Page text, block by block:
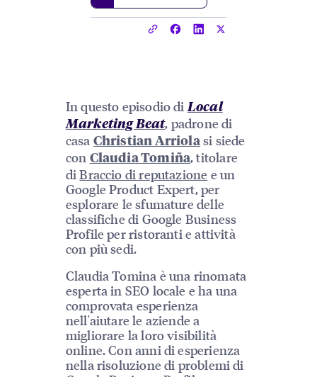
In questo episodio di Local
Marketing Beat, padrone di
casa Christian Arriolasi siede
con Claudia Tomiña, titolare
diBraccio di reputazione e un
Google Product Expert, per
esplorare le sfumature delle
classifiche di Google Business
Profile per ristoranti e attività
con più sedi.
Claudia Tomina è una rinomata
esperta in SEO locale e ha una
comprovata esperienza
nell'aiutare le aziende a
migliorare la loro visibilità
online. Con anni di esperienza
nella risoluzione di problemi di